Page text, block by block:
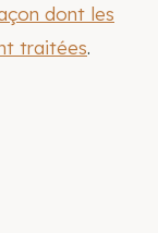
dont les
traitées.